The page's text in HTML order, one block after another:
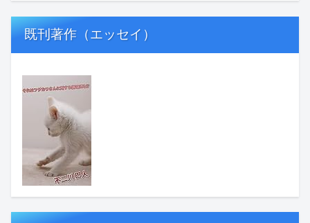
既刊著作（エッセイ）